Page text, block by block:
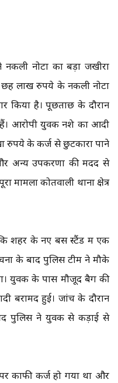
नोटों का बड़ा जखीरा
छह लाख रुपये के नकली नोटों
किया है। पूछताछ के दौरान
आरोपी युवक नशे का आदी
रुपये के कर्ज से छुटकारा पाने
अन्य उपकरणों की मदद से
मामला कोतवाली थाना क्षेत्र
शहर के नए बस स्टैंड में एक
के बाद पुलिस टीम ने मौके
युवक के पास मौजूद बैग की
बरामद हुई। जांच के दौरान
पुलिस ने युवक से कड़ाई से
काफी कर्ज हो गया था और